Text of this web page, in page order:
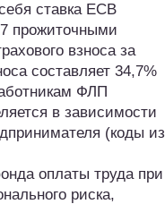
ставка ЕСВ
прожиточными
взноса за
составляет 34,7%
ФЛП
в зависимости
(коды из
оплаты труда при
риска,